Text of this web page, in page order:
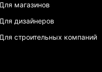
Для магазинов
Для дизайнеров
Для строительных компаний